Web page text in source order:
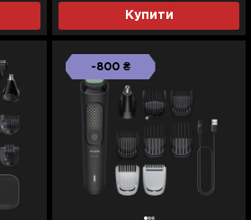
Купити
-800 ₴